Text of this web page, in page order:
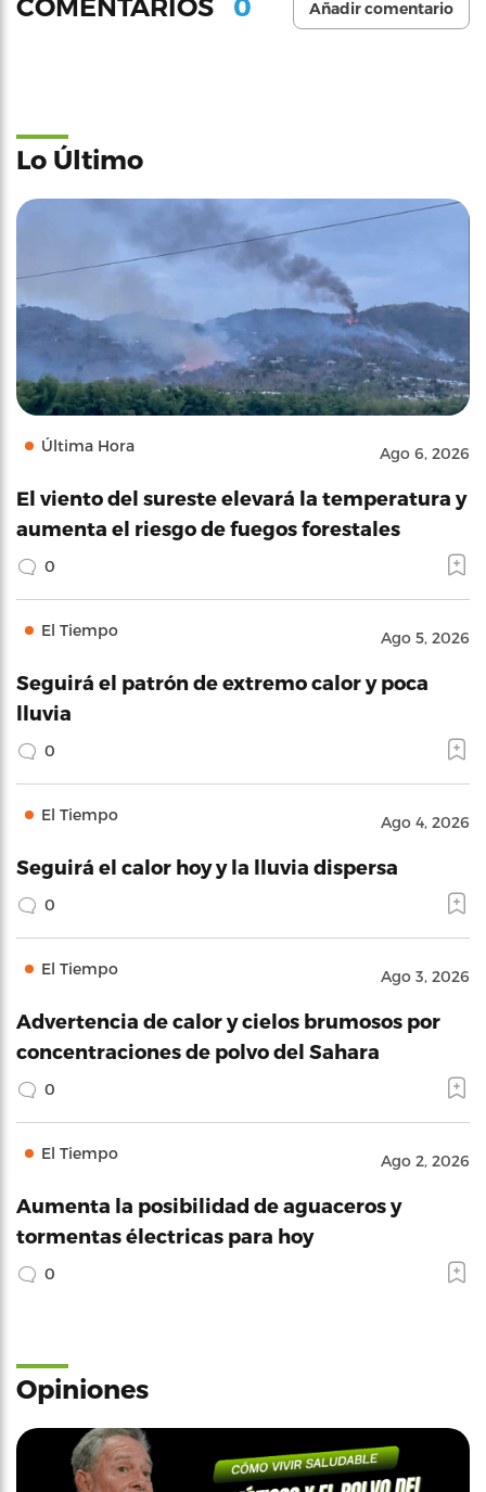
COMENTARIOS Añadir comentario
Lo Último
Última Hora Ago 6, 2026
El viento del sureste elevará la temperatura y
aumenta el riesgo de fuegos forestales
0
El Tiempo Ago 5, 2026
Seguirá el patrón de extremo calor y poca
lluvia
0
El Tiempo Ago 4, 2026
Seguirá el calor hoy y la lluvia dispersa
0
El Tiempo Ago 3, 2026
Advertencia de calor y cielos brumosos por
concentraciones de polvo del Sahara
0
El Tiempo Ago 2, 2026
Aumenta la posibilidad de aguaceros y
tormentas électricas para hoy
0
Opiniones